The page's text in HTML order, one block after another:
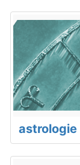
astrologie